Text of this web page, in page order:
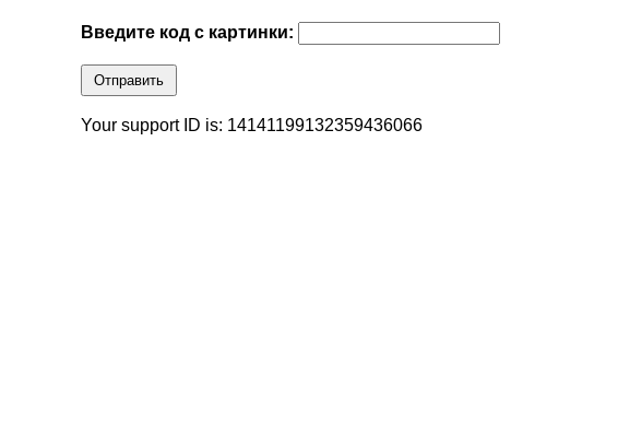
Введите код с картинки:
Отправить
Your support ID is: 14141199132359436066